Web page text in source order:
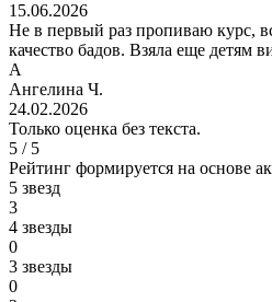
15.06.2026
Не в первый раз пропиваю курс,
качество бадов. Взяла еще детям
А
Ангелина Ч.
24.02.2026
Только оценка без текста.
5 / 5
Рейтинг формируется на основе
5 звезд
3
4 звезды
0
3 звезды
0